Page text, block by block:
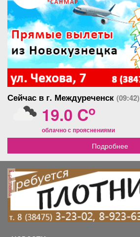
Сейчас в г. Междуреченск (09:42)
19.0 Co
облачно с прояснениями
Подробнее
реклама